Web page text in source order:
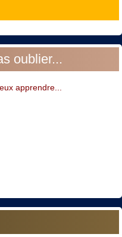
oublier...
apprendre...